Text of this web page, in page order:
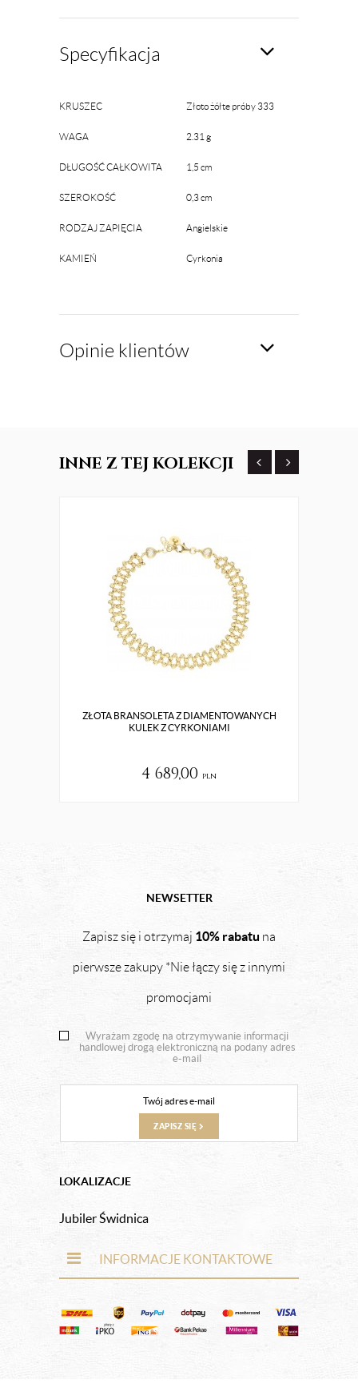
Specyfikacja
KRUSZEC Złoto żółte próby 333
WAGA 2.31 g
DŁUGOŚĆ CAŁKOWITA 1,5 cm
SZEROKOŚĆ 0,3 cm
RODZAJ ZAPIĘCIA Angielskie
KAMIEŃ Cyrkonia
Opinie klientów
INNE Z TEJ KOLEKCJI
ZŁOTA BRANSOLETA Z DIAMENTOWANYCH
KULEK Z CYRKONIAMI
4 689,00 pln
NEWSETTER
Zapisz się i otrzymaj 10% rabatu na
pierwsze zakupy *Nie łączy się z innymi
promocjami
Wyrażam zgodę na otrzymywanie informacji
handlowej drogą elektroniczną na podany adres
e-mail
ZAPISZ SIĘ
LOKALIZACJE
Jubiler Świdnica
INFORMACJE KONTAKTOWE